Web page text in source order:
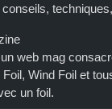
web mag
Wind Foil et
un foil.